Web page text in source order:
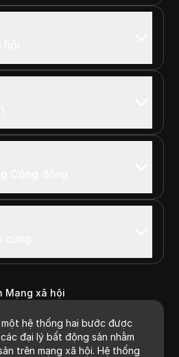
Mạng xã hội
hệ thống hai bước được
đại lý bất động sản nhằm
trên mạng xã hội. Hệ thống